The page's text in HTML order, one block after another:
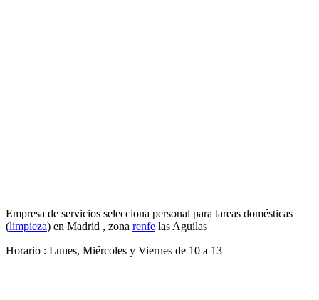
Empresa de servicios selecciona personal para tareas domésticas
(limpieza) en Madrid , zona renfe las Aguilas
Horario : Lunes, Miércoles y Viernes de 10 a 13